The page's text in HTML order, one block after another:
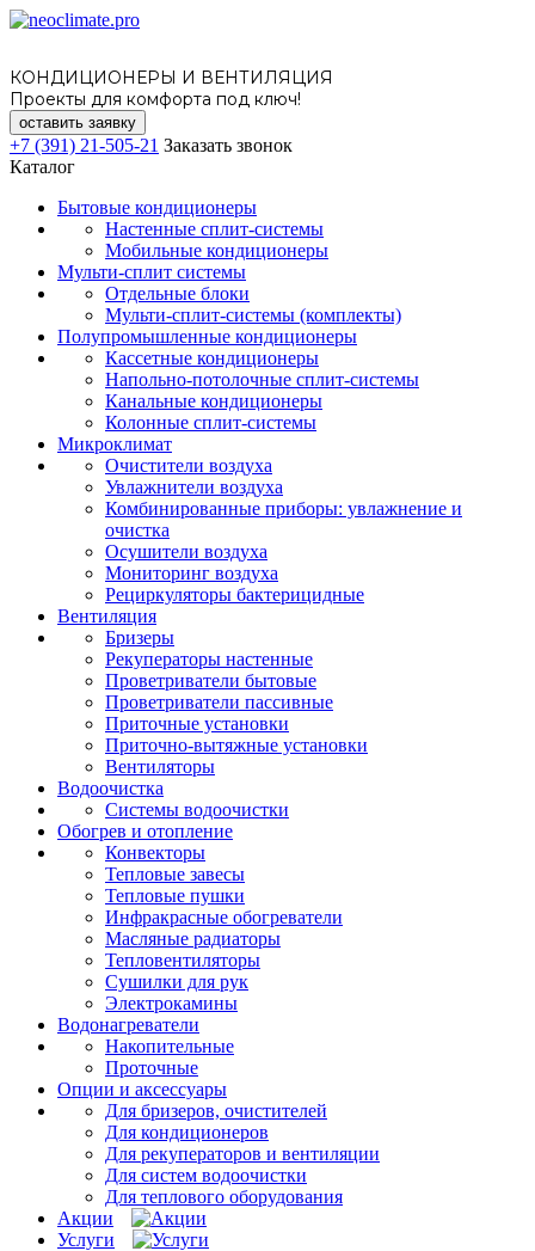
КОНДИЦИОНЕРЫ И ВЕНТИЛЯЦИЯ
Проекты для комфорта под ключ!
оставить заявку
+7 (391) 21-505-21 Заказать звонок
Каталог
Бытовые кондиционеры
Настенные сплит-системы
Мобильные кондиционеры
Мульти-сплит системы
Отдельные блоки
Мульти-сплит-системы (комплекты)
Полупромышленные кондиционеры
Кассетные кондиционеры
Напольно-потолочные сплит-системы
Канальные кондиционеры
Колонные сплит-системы
Микроклимат
Очистители воздуха
Увлажнители воздуха
Комбинированные приборы: увлажнение и
очистка
Осушители воздуха
Мониторинг воздуха
Рециркуляторы бактерицидные
Вентиляция
Бризеры
Рекуператоры настенные
Проветриватели бытовые
Проветриватели пассивные
Приточные установки
Приточно-вытяжные установки
Вентиляторы
Водоочистка
Системы водоочистки
Обогрев и отопление
Конвекторы
Тепловые завесы
Тепловые пушки
Инфракрасные обогреватели
Масляные радиаторы
Тепловентиляторы
Сушилки для рук
Электрокамины
Водонагреватели
Накопительные
Проточные
Опции и аксессуары
Для бризеров, очистителей
Для кондиционеров
Для рекуператоров и вентиляции
Для систем водоочистки
Для теплового оборудования
Акции
Услуги